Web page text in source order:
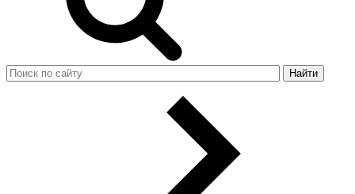
Найти